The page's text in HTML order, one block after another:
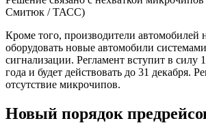
Смитюк / ТАСС)
Кроме того, производители автомобилей
оборудовать новые автомобили
сигнализации. Регламент вступит в силу
года и будет действовать до 31 декабря.
отсутствие микрочипов.
Новый порядок